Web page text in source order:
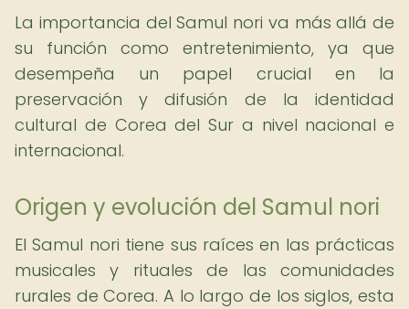
La importancia del Samul nori va más allá de
su función como entretenimiento, ya que
desempeña un papel crucial en la
preservación y difusión de la identidad
cultural de Corea del Sur a nivel nacional e
internacional.
Origen y evolución del Samul nori
El Samul nori tiene sus raíces en las prácticas
musicales y rituales de las comunidades
rurales de Corea. A lo largo de los siglos, esta